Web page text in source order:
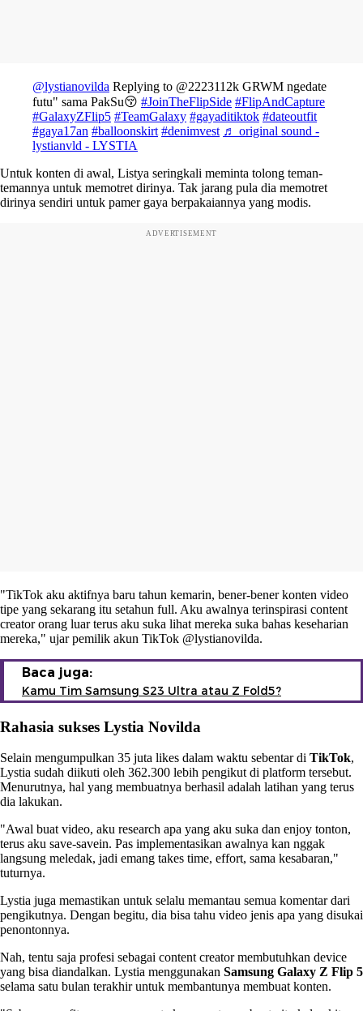
@lystianovilda Replying to @2223112k GRWM ngedate
futu" sama PakSu😚 #JoinTheFlipSide #FlipAndCapture
#GalaxyZFlip5 #TeamGalaxy #gayaditiktok #dateoutfit
#gaya17an #balloonskirt #denimvest ♬ original sound -
lystianvld - LYSTIA
Untuk konten di awal, Listya seringkali meminta tolong teman-
temannya untuk memotret dirinya. Tak jarang pula dia memotret
dirinya sendiri untuk pamer gaya berpakaiannya yang modis.
ADVERTISEMENT
"TikTok aku aktifnya baru tahun kemarin, bener-bener konten video
tipe yang sekarang itu setahun full. Aku awalnya terinspirasi content
creator orang luar terus aku suka lihat mereka suka bahas keseharian
mereka," ujar pemilik akun TikTok @lystianovilda.
Baca juga:
Kamu Tim Samsung S23 Ultra atau Z Fold5?
Rahasia sukses Lystia Novilda
Selain mengumpulkan 35 juta likes dalam waktu sebentar di TikTok,
Lystia sudah diikuti oleh 362.300 lebih pengikut di platform tersebut.
Menurutnya, hal yang membuatnya berhasil adalah latihan yang terus
dia lakukan.
"Awal buat video, aku research apa yang aku suka dan enjoy tonton,
terus aku save-savein. Pas implementasikan awalnya kan nggak
langsung meledak, jadi emang takes time, effort, sama kesabaran,"
tuturnya.
Lystia juga memastikan untuk selalu memantau semua komentar dari
pengikutnya. Dengan begitu, dia bisa tahu video jenis apa yang disukai
penontonnya.
Nah, tentu saja profesi sebagai content creator membutuhkan device
yang bisa diandalkan. Lystia menggunakan Samsung Galaxy Z Flip 5
selama satu bulan terakhir untuk membantunya membuat konten.